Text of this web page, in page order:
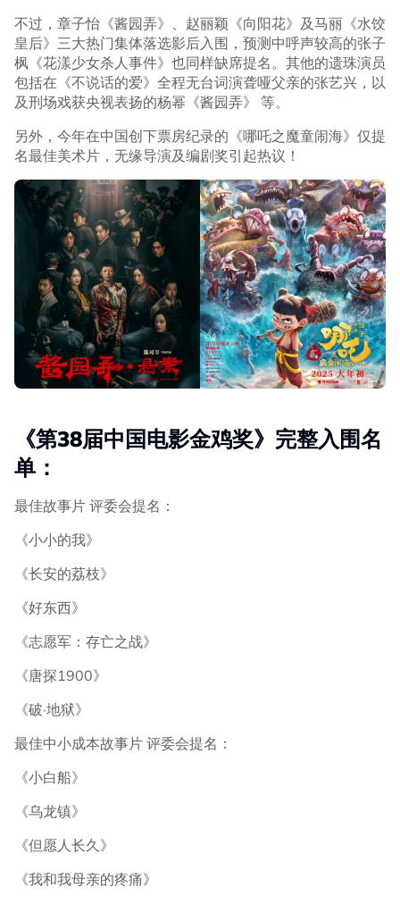
不过，章子怡《酱园弄》、赵丽颖《向阳花》及马丽《水饺
皇后》三大热门集体落选影后入围，预测中呼声较高的张子
枫《花漾少女杀人事件》也同样缺席提名。其他的遗珠演员
包括在《不说话的爱》全程无台词演聋哑父亲的张艺兴，以
及刑场戏获央视表扬的杨幂《酱园弄》 等。
另外，今年在中国创下票房纪录的《哪吒之魔童闹海》仅提
名最佳美术片，无缘导演及编剧奖引起热议！
《第38届中国电影金鸡奖》完整入围名
单：
最佳故事片 评委会提名：
《小小的我》
《长安的荔枝》
《好东西》
《志愿军：存亡之战》
《唐探1900》
《破·地狱》
最佳中小成本故事片 评委会提名：
《小白船》
《乌龙镇》
《但愿人长久》
《我和我母亲的疼痛》